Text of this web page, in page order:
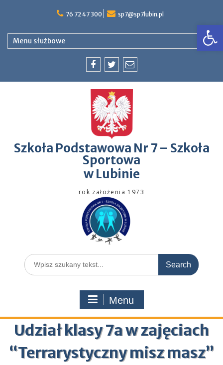
76 72 47 300 sp7@sp7lubin.pl
Menu służbowe
Szkoła Podstawowa Nr 7 – Szkoła
Sportowa
w Lubinie
rok założenia 1973
Menu
Udział klasy 7a w zajęciach
“Terrarystyczny misz masz”